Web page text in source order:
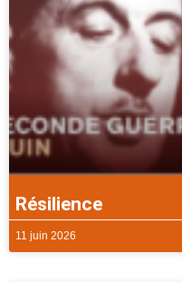
Résilience
11 juin 2026